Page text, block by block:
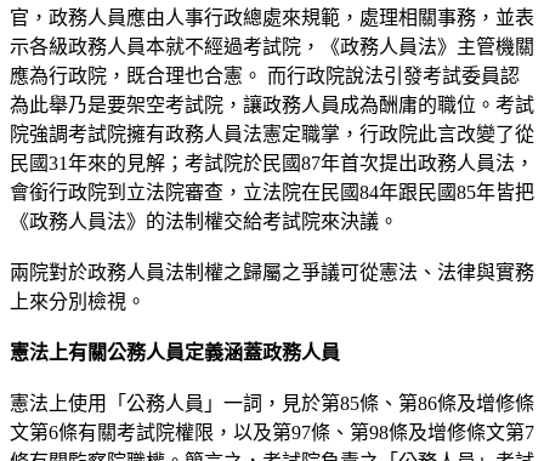
官，政務人員應由人事行政總處來規範，處理相關事務，並表
示各級政務人員本就不經過考試院，《政務人員法》主管機關
應為行政院，既合理也合憲。 而行政院說法引發考試委員認
為此舉乃是要架空考試院，讓政務人員成為酬庸的職位。考試
院強調考試院擁有政務人員法憲定職掌，行政院此言改變了從
民國31年來的見解；考試院於民國87年首次提出政務人員法，
會銜行政院到立法院審查，立法院在民國84年跟民國85年皆把
《政務人員法》的法制權交給考試院來決議。
兩院對於政務人員法制權之歸屬之爭議可從憲法、法律與實務
上來分別檢視。
憲法上有關公務人員定義涵蓋政務人員
憲法上使用「公務人員」一詞，見於第85條、第86條及增修條
文第6條有關考試院權限，以及第97條、第98條及增修條文第7